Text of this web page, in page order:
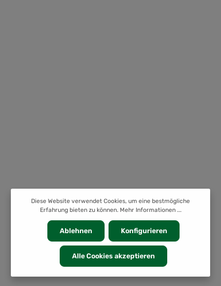
Diese Website verwendet Cookies, um eine bestmögliche
Erfahrung bieten zu können. Mehr Informationen ...
Ablehnen Konfigurieren
Alle Cookies akzeptieren